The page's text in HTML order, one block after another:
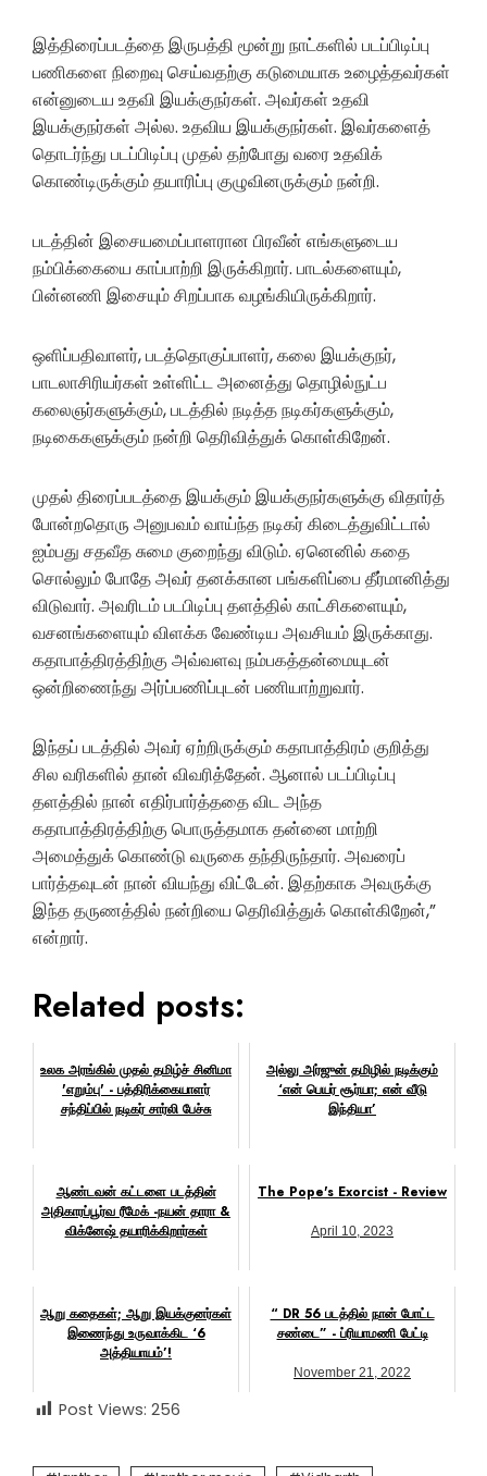
இத்திரைப்படத்தை இருபத்தி மூன்று நாட்களில் படப்பிடிப்பு
பணிகளை நிறைவு செய்வதற்கு கடுமையாக உழைத்தவர்கள்
என்னுடைய உதவி இயக்குநர்கள். அவர்கள் உதவி
இயக்குநர்கள் அல்ல. உதவிய இயக்குநர்கள். இவர்களைத்
தொடர்ந்து படப்பிடிப்பு முதல் தற்போது வரை உதவிக்
கொண்டிருக்கும் தயாரிப்பு குழுவினருக்கும் நன்றி.
படத்தின் இசையமைப்பாளரான பிரவீன் எங்களுடைய
நம்பிக்கையை காப்பாற்றி இருக்கிறார். பாடல்களையும்,
பின்னணி இசையும் சிறப்பாக வழங்கியிருக்கிறார்.
ஒளிப்பதிவாளர், படத்தொகுப்பாளர், கலை இயக்குநர்,
பாடலாசிரியர்கள் உள்ளிட்ட அனைத்து தொழில்நுட்ப
கலைஞர்களுக்கும், படத்தில் நடித்த நடிகர்களுக்கும்,
நடிகைகளுக்கும் நன்றி தெரிவித்துக் கொள்கிறேன்.
முதல் திரைப்படத்தை இயக்கும் இயக்குநர்களுக்கு விதார்த்
போன்றதொரு அனுபவம் வாய்ந்த நடிகர் கிடைத்துவிட்டால்
ஐம்பது சதவீத சுமை குறைந்து விடும். ஏனெனில் கதை
சொல்லும் போதே அவர் தனக்கான பங்களிப்பை தீர்மானித்து
விடுவார். அவரிடம் படபிடிப்பு தளத்தில் காட்சிகளையும்,
வசனங்களையும் விளக்க வேண்டிய அவசியம் இருக்காது.
கதாபாத்திரத்திற்கு அவ்வளவு நம்பகத்தன்மையுடன்
ஒன்றிணைந்து அர்ப்பணிப்புடன் பணியாற்றுவார்.
இந்தப் படத்தில் அவர் ஏற்றிருக்கும் கதாபாத்திரம் குறித்து
சில வரிகளில் தான் விவரித்தேன். ஆனால் படப்பிடிப்பு
தளத்தில் நான் எதிர்பார்த்ததை விட அந்த
கதாபாத்திரத்திற்கு பொருத்தமாக தன்னை மாற்றி
அமைத்துக் கொண்டு வருகை தந்திருந்தார். அவரைப்
பார்த்தவுடன் நான் வியந்து விட்டேன்.‌ இதற்காக அவருக்கு
இந்த தருணத்தில் நன்றியை தெரிவித்துக் கொள்கிறேன்,”
என்றார்.
Related posts:
உலக அரங்கில் முதல் தமிழ்ச் சினிமா
'எறும்பு' - பத்திரிக்கையாளர்
சந்திப்பில் நடிகர் சார்லி பேச்சு
அல்லு அர்ஜுன் தமிழில் நடிக்கும்
‘என் பெயர் சூர்யா; என் வீடு
இந்தியா’
ஆண்டவன் கட்டளை படத்தின்
அதிகாரப்பூர்வ ரீமேக் -நயன் தாரா &
விக்னேஷ் தயாரிக்கிறார்கள்
The Pope's Exorcist - Review
April 10, 2023
ஆறு கதைகள்; ஆறு இயக்குனர்கள்
இணைந்து உருவாக்கிட ‘6
அத்தியாயம்’!
“ DR 56 படத்தில் நான் போட்ட
சண்டை” - ப்ரியாமணி பேட்டி
November 21, 2022
Post Views: 256